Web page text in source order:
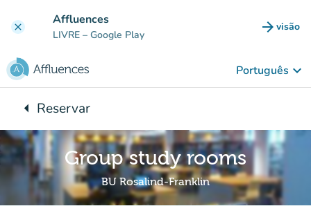
clear Affluences
LIVRE – Google Play arrow_forward visão
(novo
Português keyboard_arrow_down
arrow_leftVoltar para:
Reservar
Group study rooms
BU Rosalind-Franklin